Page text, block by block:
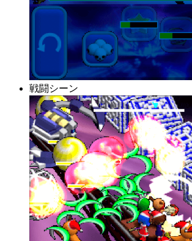
戦闘シーン